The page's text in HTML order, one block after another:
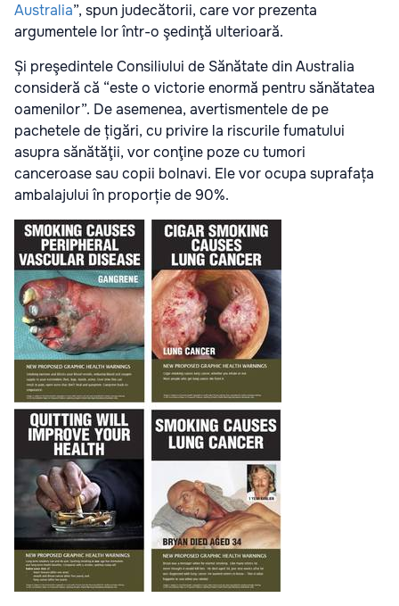
Australia”, spun judecătorii, care vor prezenta
argumentele lor într-o şedinţă ulterioară.
Și preşedintele Consiliului de Sănătate din Australia
consideră că “este o victorie enormă pentru sănătatea
oamenilor”. De asemenea, avertismentele de pe
pachetele de țigări, cu privire la riscurile fumatului
asupra sănătăţii, vor conţine poze cu tumori
canceroase sau copii bolnavi. Ele vor ocupa suprafața
ambalajului în proporție de 90%.